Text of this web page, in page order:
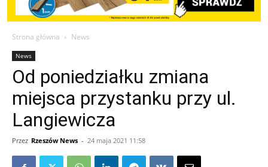
Strona główna News
News
Od poniedziałku zmiana
miejsca przystanku przy ul.
Langiewicza
Przez Rzeszów News - 24 maja 2021 11:58